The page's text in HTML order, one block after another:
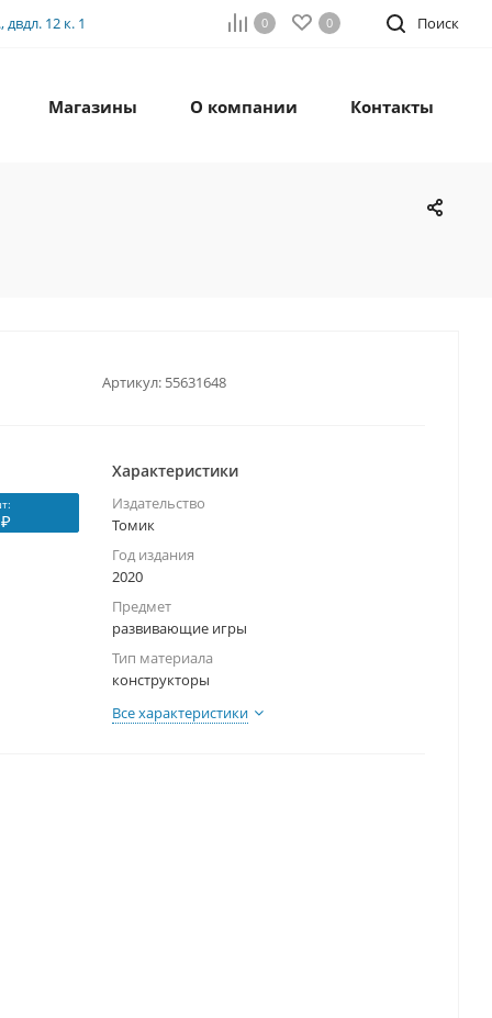
12 к. 1 Поиск
0 0
Магазины О компании Контакты
Артикул: 55631648
Характеристики
Издательство
Томик
Год издания
2020
Предмет
развивающие игры
Тип материала
конструкторы
Все характеристики